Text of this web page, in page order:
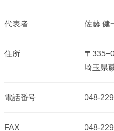
代表者 佐藤 健
住所
〒
埼玉県
電話番号 048-
FAX 048-